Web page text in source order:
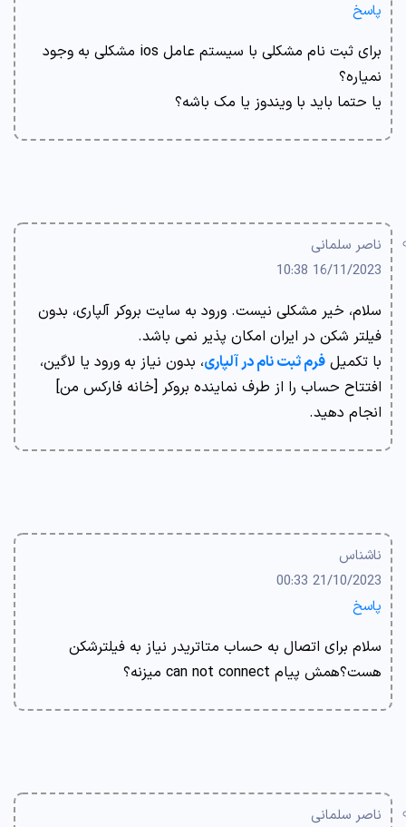
پاسخ
برای ثبت نام مشکلی با سیستم عامل ios مشکلی به وجود
نمیاره؟
یا حتما باید با ویندوز یا مک باشه؟
ناصر سلمانی
16/11/2023 10:38
سلام، خیر مشکلی نیست. ورود به سایت بروکر آلپاری، بدون
فیلتر شکن در ایران امکان پذیر نمی باشد.
با تکمیل فرم ثبت نام در آلپاری، بدون نیاز به ورود یا لاگین،
افتتاح حساب را از طرف نماینده بروکر [خانه فارکس من]
انجام دهید.
ناشناس
21/10/2023 00:33
پاسخ
سلام برای اتصال به حساب متاتریدر نیاز به فیلترشکن
هست؟همش پیام can not connect میزنه؟
ناصر سلمانی